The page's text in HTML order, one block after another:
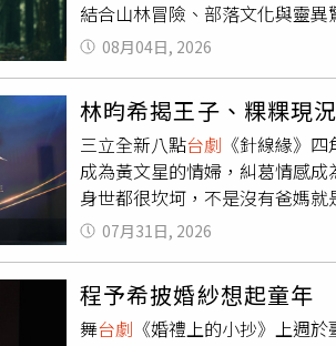
沒問題，也可以搭飛機，只是
涯有了不同思考，坦言不確定
斷飛落，只是去洗個澡，出來
沒那麼重要」，目前歐陽倫接
結合山林冒險、部落文化與靈
扛著印有片名的大旗幟，在各
（左）與劉以豪（右）在電影
面對「中邪的自己」。談到這
薰透露，演鬼最困難的地方在於
度定格卻又完全放空的狀態。
拍，我就得立刻進入狀況，好
妳不是人！」身兼導演與男主
印有《怎麼可能我家的祖先是
公里「跑」宣傳。（圖／華映
勤族親切喊「早安」；還有一次
上映檔期倒數，蘇達也向廣大影
入我跑步宣傳的行列，一起把
08月04日, 2026
林昀希揭王子、粿粿現
三立全新八點台劇 《針線緣》
成為黃文星的情婦，糾葛情感
身世都很坎坷，不是沒有爸媽
在對話。（圖／三立）此外，
林昀希坦言：「有啊，大家感
方也需要空間，「現在雖然比
三立）被問到群組是否還有互動
的反應是不去打擾，「怎麼回
07月31日, 2026
程予希披婚紗想起童年
舞台劇 《婚禮上的小抄》上週